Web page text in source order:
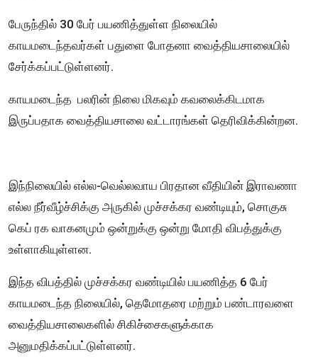
பேருந்தில் 30 பேர் பயணித்துள்ள நிலையில்
காயமடைந்தவர்கள் பதுளை போதனா வைத்தியசாலையில்
சேர்க்கப்பட்டுள்ளனர்.
காயமடைந்த பலரின் நிலை மிகவும் கவலைக்கிடமாக
இருப்பதாக வைத்தியசாலை வட்டாரங்கள் தெரிவிக்கின்றன.
இந்நிலையில் எல்ல-வெல்லவாய பிரதான வீதியின் இராவணா
எல்ல நீர்வீழ்ச்சிக்கு அருகில் முச்சக்கர வண்டியும், சொகுசு
கெப் ரக வாகனமும் ஒன்றுக்கு ஒன்று மோதி விபத்துக்கு
உள்ளாகியுள்ளன.
இந்த விபத்தில் முச்சக்கர வண்டியில் பயணித்த 6 பேர்
காயமடைந்த நிலையில், தெமோதரை மற்றும் பண்டாரவளை
வைத்தியசாலைகளில் சிகிச்சைகளுக்காக
அனுமதிக்கப்பட்டுள்ளனர்.